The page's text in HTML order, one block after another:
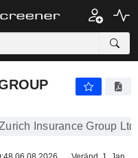
Insurance Group Ltd